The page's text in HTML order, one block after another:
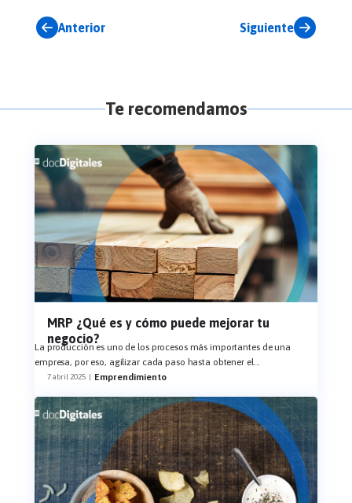
Anterior Siguiente
Te recomendamos
MRP ¿Qué es y cómo puede mejorar tu
negocio?
La producción es uno de los procesos más importantes de una
empresa, por eso, agilizar cada paso hasta obtener el...
7 abril 2025 | Emprendimiento